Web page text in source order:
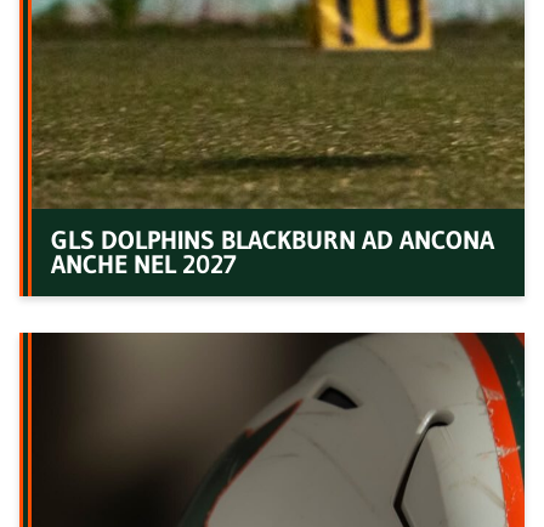
GLS DOLPHINS BLACKBURN AD ANCONA
ANCHE NEL 2027